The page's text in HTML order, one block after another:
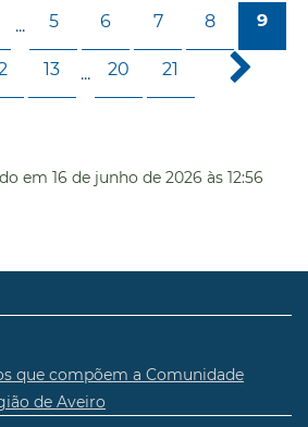
... 5 6 7 8 9
13 ... 20 21
em 16 de junho de 2026 às 12:56
que compõem a Comunidade
de Aveiro